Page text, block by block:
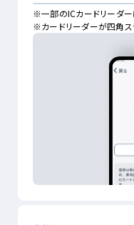
※一部のICカードリーダー
※カードリーダーが四角ス